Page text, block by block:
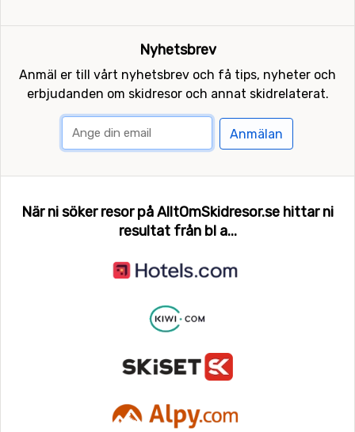
Nyhetsbrev
Anmäl er till vårt nyhetsbrev och få tips, nyheter och
erbjudanden om skidresor och annat skidrelaterat.
Anmälan
När ni söker resor på AlltOmSkidresor.se hittar ni
resultat från bl a...